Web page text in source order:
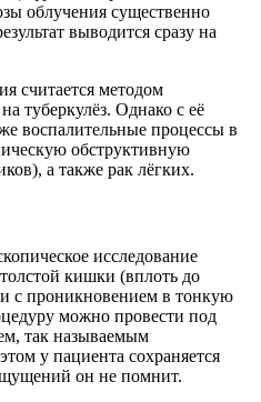
облучения существенно
выводится сразу на
считается методом
туберкулёз. Однако с её
воспалительные процессы в
обструктивную
а также рак лёгких.
исследование
кишки (вплоть до
с проникновением в тонкую
можно провести под
так называемым
у пациента сохраняется
он не помнит.